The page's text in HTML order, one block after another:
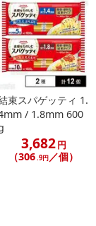
束スパゲッティ 1.
/ 1.8mm 600
3,682円
（306.9円 ／個）